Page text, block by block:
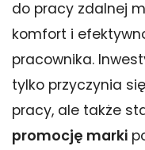
do pracy zdalnej
komfort i
pracownika.
tylko przyczynia
pracy, ale także
promocję marki